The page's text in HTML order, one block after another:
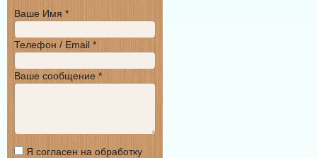
Ваше Имя *
Телефон / Email *
Ваше сообщение *
Я согласен на обработку